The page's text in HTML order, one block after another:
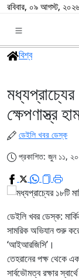
রবিবার, ০৯ আগস্ট,
বিশ্ব
মধ্যপ্রাচ্যের
ক্ষেপণাস্ত্র
ডেইলি খবর ডেস্ক
প্রকাশিত: জুন ১১,
ডেইলি খবর ডেস্ক:
সামরিক অভিযান শুরু
‘আইআরজিসি’।
তেহরানের পক্ষ থেকে
সার্বভৌমত্ব রক্ষার